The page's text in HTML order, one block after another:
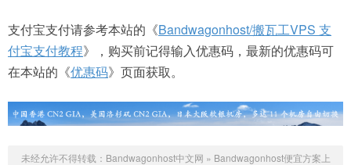
支付宝支付请参考本站的《Bandwagonhost/搬瓦工VPS 支
付宝支付教程》，购买前记得输入优惠码，最新的优惠码可
在本站的《优惠码》页面获取。
未经允许不得转载： Bandwagonhost中文网 » Bandwagonhost便宜方案上